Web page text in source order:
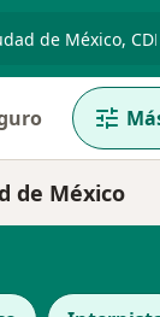
Guadalajara
de México